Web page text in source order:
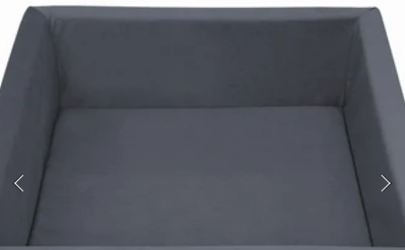
DIREKT ZU DEN PRODUKTINFORMATIONEN